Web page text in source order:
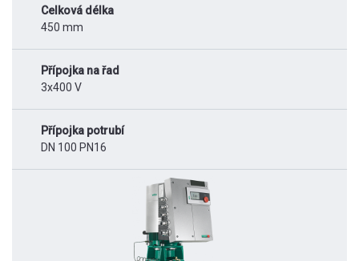
Celková délka
450 mm
Přípojka na řad
3x400 V
Přípojka potrubí
DN 100 PN16